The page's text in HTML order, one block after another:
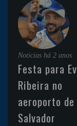
Noticias há 2 anos
Festa para
Ribeira no
aeroporto de
Salvador